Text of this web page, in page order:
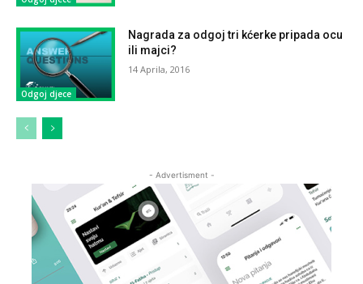
Odgoj djece
Nagrada za odgoj tri kćerke pripada ocu
ili majci?
14 Aprila, 2016
- Advertisment -